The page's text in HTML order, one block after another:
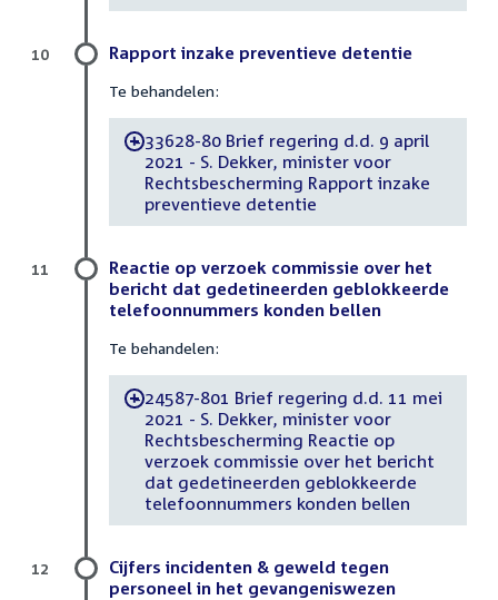
Rapport inzake preventieve detentie
Te behandelen:
-33628-80 Brief regering d.d. 9 april
2021 - S. Dekker, minister voor
Rechtsbescherming Rapport inzake
preventieve detentie
10
Reactie op verzoek commissie over het
bericht dat gedetineerden geblokkeerde
telefoonnummers konden bellen
Te behandelen:
-24587-801 Brief regering d.d. 11 mei
2021 - S. Dekker, minister voor
Rechtsbescherming Reactie op
verzoek commissie over het bericht
dat gedetineerden geblokkeerde
telefoonnummers konden bellen
11
Cijfers incidenten & geweld tegen
personeel in het gevangeniswezen
12